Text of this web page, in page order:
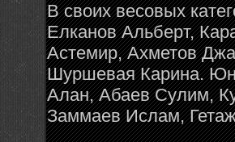
В своих весовых
Елканов Альберт,
Астемир, Ахметов
Шуршевая Карина.
Алан, Абаев Сулим,
Заммаев Ислам,